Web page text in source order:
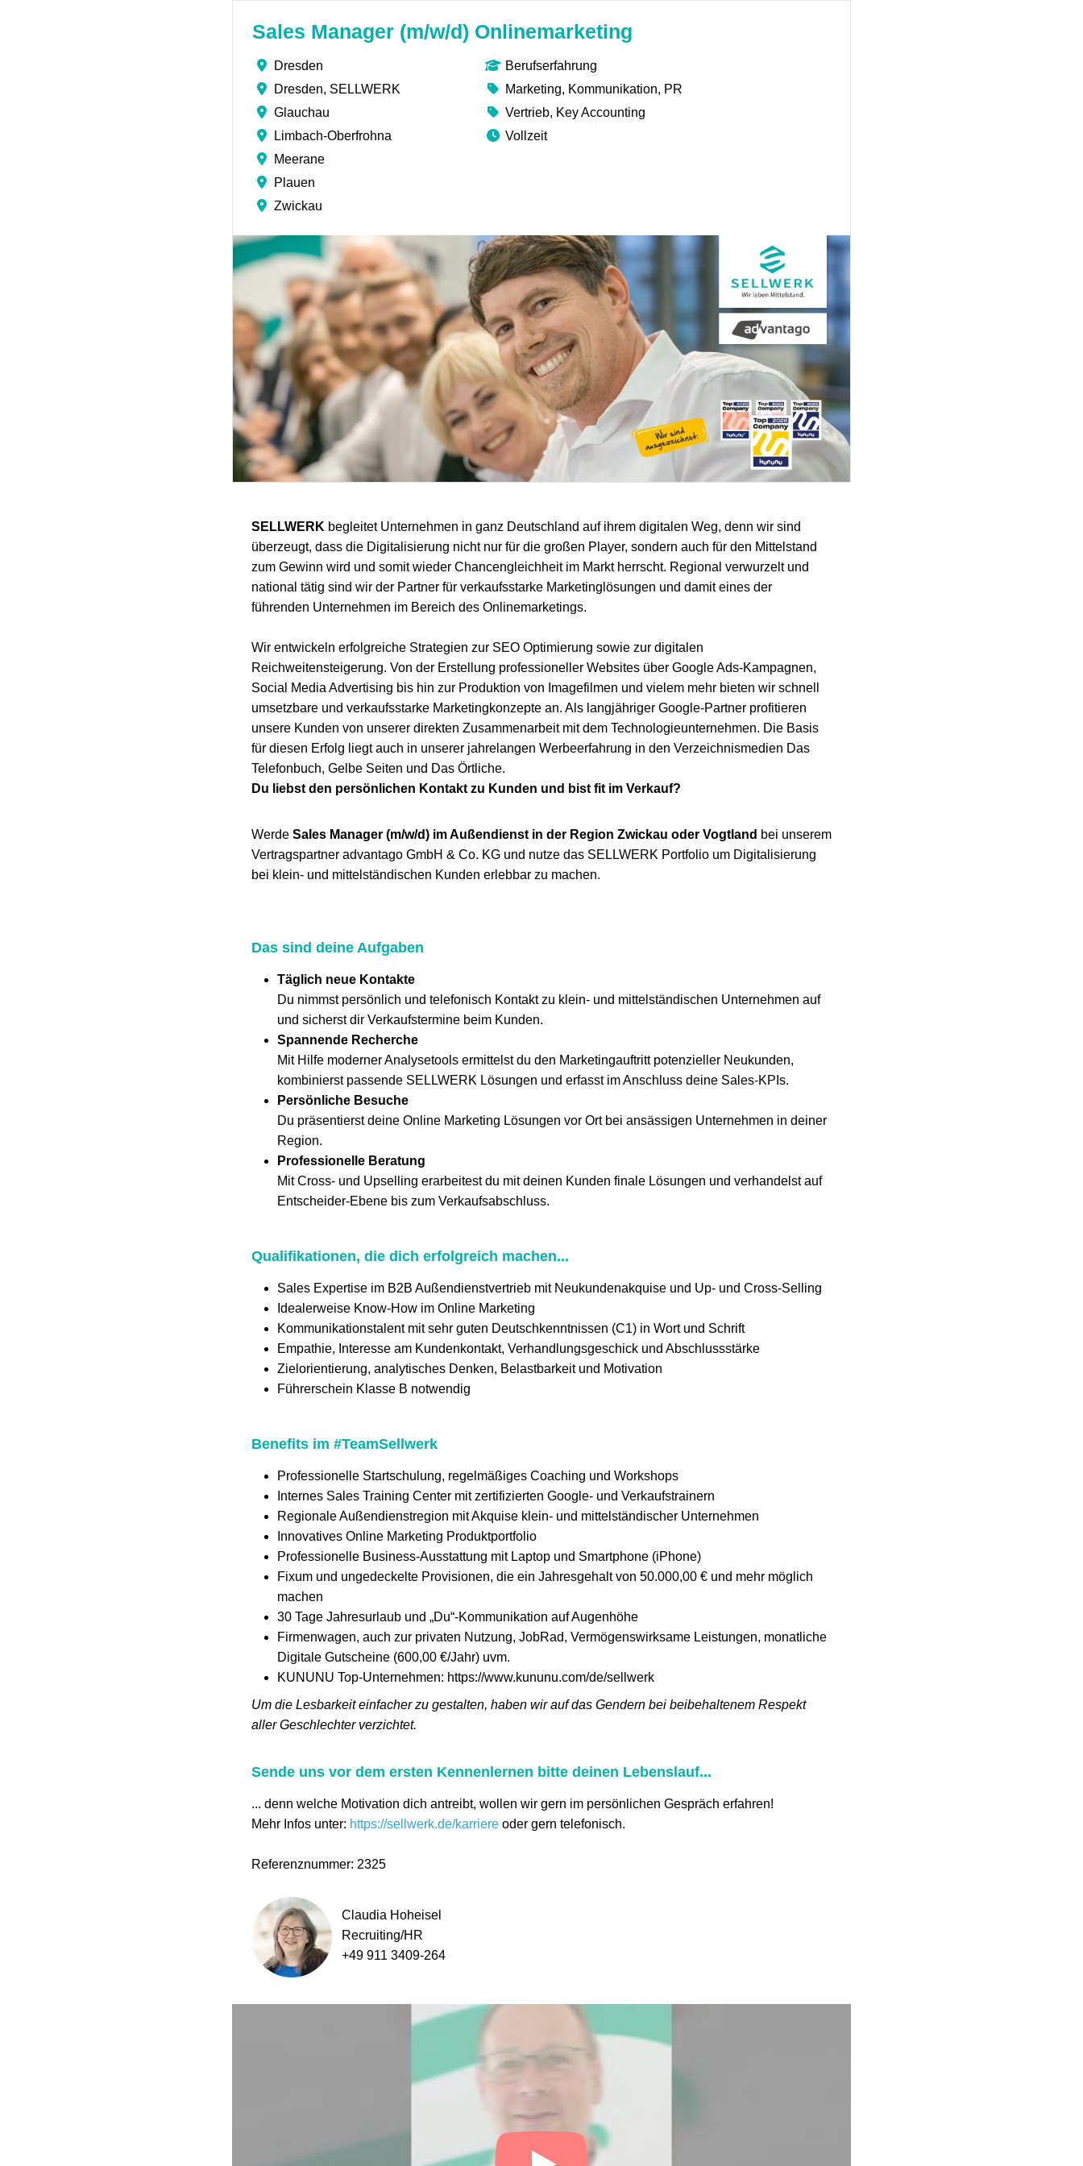
Sales Manager (m/w/d) Onlinemarketing
Dresden
Dresden, SELLWERK
Glauchau
Limbach-Oberfrohna
Meerane
Plauen
Zwickau
Berufserfahrung
Marketing, Kommunikation, PR
Vertrieb, Key Accounting
Vollzeit
SELLWERK begleitet Unternehmen in ganz Deutschland auf ihrem digitalen Weg, denn wir sind
überzeugt, dass die Digitalisierung nicht nur für die großen Player, sondern auch für den Mittelstand
zum Gewinn wird und somit wieder Chancengleichheit im Markt herrscht. Regional verwurzelt und
national tätig sind wir der Partner für verkaufsstarke Marketinglösungen und damit eines der
führenden Unternehmen im Bereich des Onlinemarketings.
Wir entwickeln erfolgreiche Strategien zur SEO Optimierung sowie zur digitalen
Reichweitensteigerung. Von der Erstellung professioneller Websites über Google Ads-Kampagnen,
Social Media Advertising bis hin zur Produktion von Imagefilmen und vielem mehr bieten wir schnell
umsetzbare und verkaufsstarke Marketingkonzepte an. Als langjähriger Google-Partner profitieren
unsere Kunden von unserer direkten Zusammenarbeit mit dem Technologieunternehmen. Die Basis
für diesen Erfolg liegt auch in unserer jahrelangen Werbeerfahrung in den Verzeichnismedien Das
Telefonbuch, Gelbe Seiten und Das Örtliche.
Du liebst den persönlichen Kontakt zu Kunden und bist fit im Verkauf?
Werde Sales Manager (m/w/d) im Außendienst in der Region Zwickau oder Vogtland bei unserem
Vertragspartner advantago GmbH & Co. KG und nutze das SELLWERK Portfolio um Digitalisierung
bei klein- und mittelständischen Kunden erlebbar zu machen.
Das sind deine Aufgaben
Täglich neue Kontakte
Du nimmst persönlich und telefonisch Kontakt zu klein- und mittelständischen Unternehmen auf
und sicherst dir Verkaufstermine beim Kunden.
Spannende Recherche
Mit Hilfe moderner Analysetools ermittelst du den Marketingauftritt potenzieller Neukunden,
kombinierst passende SELLWERK Lösungen und erfasst im Anschluss deine Sales-KPIs.
Persönliche Besuche
Du präsentierst deine Online Marketing Lösungen vor Ort bei ansässigen Unternehmen in deiner
Region.
Professionelle Beratung
Mit Cross- und Upselling erarbeitest du mit deinen Kunden finale Lösungen und verhandelst auf
Entscheider-Ebene bis zum Verkaufsabschluss.
Qualifikationen, die dich erfolgreich machen...
Sales Expertise im B2B Außendienstvertrieb mit Neukundenakquise und Up- und Cross-Selling
Idealerweise Know-How im Online Marketing
Kommunikationstalent mit sehr guten Deutschkenntnissen (C1) in Wort und Schrift
Empathie, Interesse am Kundenkontakt, Verhandlungsgeschick und Abschlussstärke
Zielorientierung, analytisches Denken, Belastbarkeit und Motivation
Führerschein Klasse B notwendig
Benefits im #TeamSellwerk
Professionelle Startschulung, regelmäßiges Coaching und Workshops
Internes Sales Training Center mit zertifizierten Google- und Verkaufstrainern
Regionale Außendienstregion mit Akquise klein- und mittelständischer Unternehmen
Innovatives Online Marketing Produktportfolio
Professionelle Business-Ausstattung mit Laptop und Smartphone (iPhone)
Fixum und ungedeckelte Provisionen, die ein Jahresgehalt von 50.000,00 € und mehr möglich
machen
30 Tage Jahresurlaub und „Du“-Kommunikation auf Augenhöhe
Firmenwagen, auch zur privaten Nutzung, JobRad, Vermögenswirksame Leistungen, monatliche
Digitale Gutscheine (600,00 €/Jahr) uvm.
KUNUNU Top-Unternehmen: https://www.kununu.com/de/sellwerk
Um die Lesbarkeit einfacher zu gestalten, haben wir auf das Gendern bei beibehaltenem Respekt
aller Geschlechter verzichtet.
Sende uns vor dem ersten Kennenlernen bitte deinen Lebenslauf...
... denn welche Motivation dich antreibt, wollen wir gern im persönlichen Gespräch erfahren!
Mehr Infos unter: https://sellwerk.de/karriere oder gern telefonisch.
Referenznummer: 2325
Claudia Hoheisel
Recruiting/HR
+49 911 3409-264